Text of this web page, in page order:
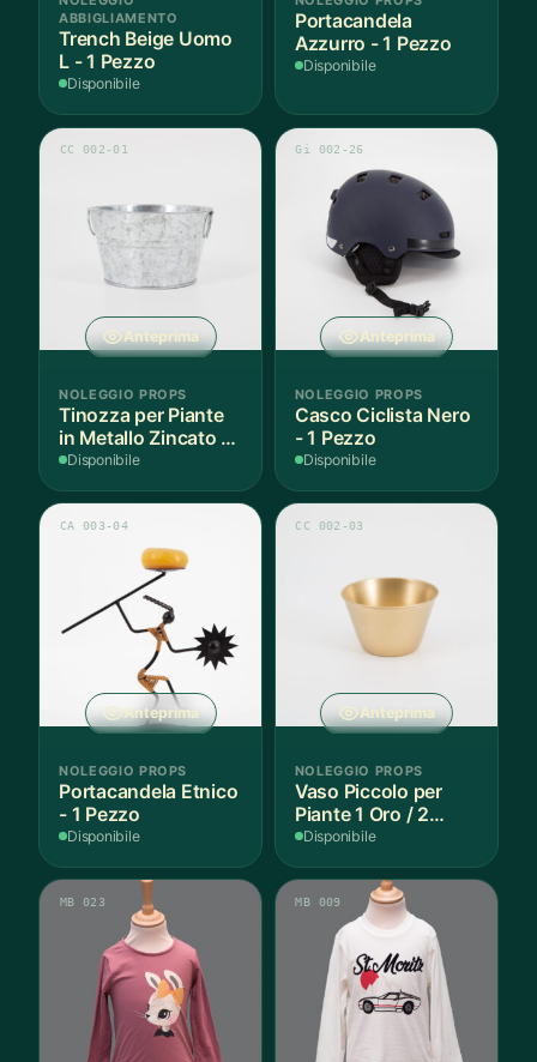
ABBIGLIAMENTO
Trench Beige Uomo
L - 1 Pezzo
Disponibile
Portacandela
Azzurro - 1 Pezzo
Disponibile
Anteprima
CC 002-01
NOLEGGIO PROPS
Tinozza per Piante
in Metallo Zincato -
3 Pezzi
Disponibile
Anteprima
Gi 002-26
NOLEGGIO PROPS
Casco Ciclista Nero
- 1 Pezzo
Disponibile
Anteprima
CA 003-04
NOLEGGIO PROPS
Portacandela Etnico
- 1 Pezzo
Disponibile
Anteprima
CC 002-03
NOLEGGIO PROPS
Vaso Piccolo per
Piante 1 Oro / 2
Argento - 3 Pezzi
Disponibile
MB 023 MB 009